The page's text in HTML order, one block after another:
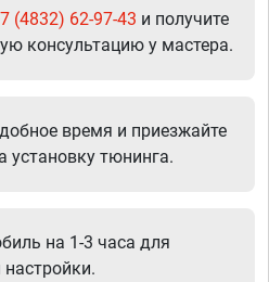
(4832) 62-97-43 и получите
консультацию у мастера.
время и приезжайте
установку тюнинга.
на 1-3 часа для